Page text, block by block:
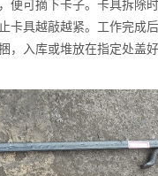
便可摘下卡子。卡具拆除
卡具越敲越紧。工作完成
，入库或堆放在指定处盖